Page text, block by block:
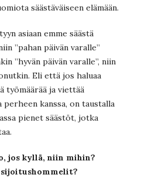
säästäväiseen elämään.
asiaan emme säästä
”pahan päivän varalle”
”hyvän päivän varalle”, niin
Eli että jos haluaa
työmäärää ja viettää
perheen kanssa, on taustalla
pienet säästöt, jotka
jos kyllä, niin mihin?